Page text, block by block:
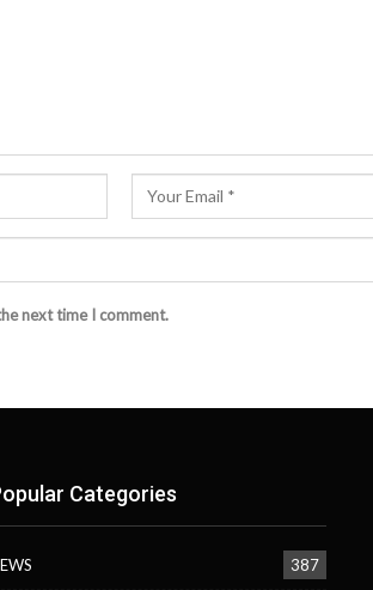
next time I comment.
Categories
387